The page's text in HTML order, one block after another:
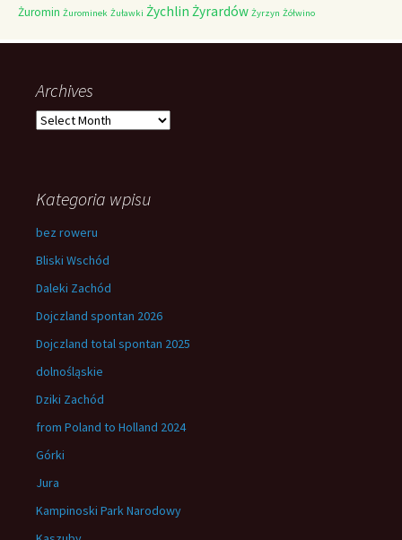
Żuromin Żurominek Żuławki Żychlin Żyrardów Żyrzyn Żółwino
Archives
Archives
Kategoria wpisu
bez roweru
Bliski Wschód
Daleki Zachód
Dojczland spontan 2026
Dojczland total spontan 2025
dolnośląskie
Dziki Zachód
from Poland to Holland 2024
Górki
Jura
Kampinoski Park Narodowy